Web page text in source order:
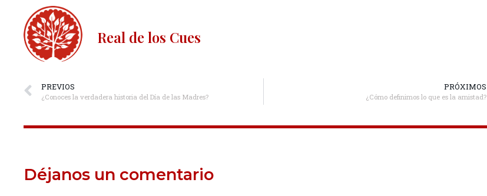
Real de los Cues
PREVIOS
¿Conoces la verdadera historia del Día de las Madres?
PRÓXIMOS
¿Cómo definimos lo que es la amistad?
Déjanos un comentario